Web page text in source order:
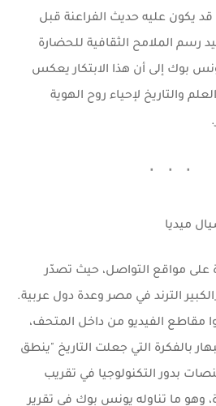
قد يكون عليه حديث الفراعنة قبل
رسم الملامح الثقافية للحضارة
بوك إلى أن هذا الابتكار يعكس
والتاريخ لإحياء روح الهوية
ميديا
على مواقع التواصل، حيث تصدّر
الترند في مصر وعدة دول عربية.
مقاطع الفيديو من داخل المتحف،
بالفكرة التي جعلت التاريخ "ينطق
بدور التكنولوجيا في تقريب
وهو ما تناوله يونس بوك في تقرير